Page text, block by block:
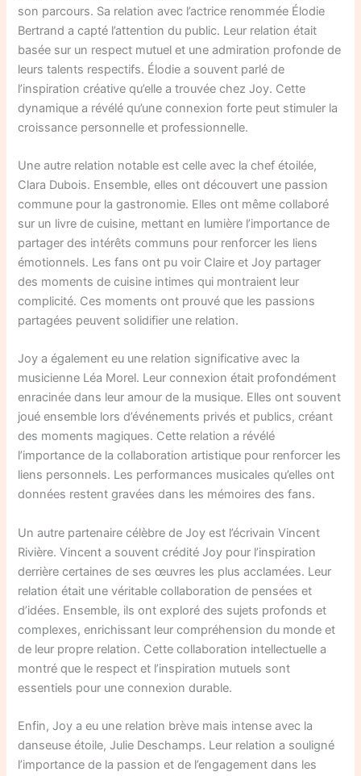
son parcours. Sa relation avec l’actrice renommée Élodie
Bertrand a capté l’attention du public. Leur relation était
basée sur un respect mutuel et une admiration profonde de
leurs talents respectifs. Élodie a souvent parlé de
l’inspiration créative qu’elle a trouvée chez Joy. Cette
dynamique a révélé qu’une connexion forte peut stimuler la
croissance personnelle et professionnelle.
Une autre relation notable est celle avec la chef étoilée,
Clara Dubois. Ensemble, elles ont découvert une passion
commune pour la gastronomie. Elles ont même collaboré
sur un livre de cuisine, mettant en lumière l’importance de
partager des intérêts communs pour renforcer les liens
émotionnels. Les fans ont pu voir Claire et Joy partager
des moments de cuisine intimes qui montraient leur
complicité. Ces moments ont prouvé que les passions
partagées peuvent solidifier une relation.
Joy a également eu une relation significative avec la
musicienne Léa Morel. Leur connexion était profondément
enracinée dans leur amour de la musique. Elles ont souvent
joué ensemble lors d’événements privés et publics, créant
des moments magiques. Cette relation a révélé
l’importance de la collaboration artistique pour renforcer les
liens personnels. Les performances musicales qu’elles ont
données restent gravées dans les mémoires des fans.
Un autre partenaire célèbre de Joy est l’écrivain Vincent
Rivière. Vincent a souvent crédité Joy pour l’inspiration
derrière certaines de ses œuvres les plus acclamées. Leur
relation était une véritable collaboration de pensées et
d’idées. Ensemble, ils ont exploré des sujets profonds et
complexes, enrichissant leur compréhension du monde et
de leur propre relation. Cette collaboration intellectuelle a
montré que le respect et l’inspiration mutuels sont
essentiels pour une connexion durable.
Enfin, Joy a eu une relation brève mais intense avec la
danseuse étoile, Julie Deschamps. Leur relation a souligné
l’importance de la passion et de l’engagement dans les